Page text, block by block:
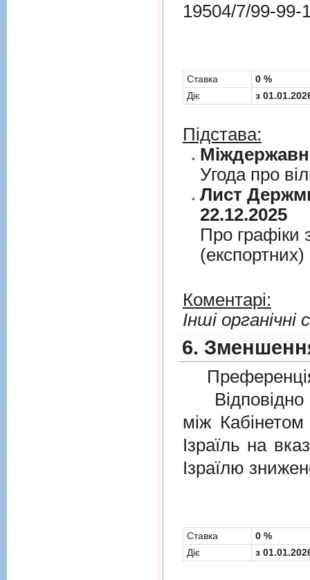
19504/7/99-99-
Cтавка
0 %
Діє
з
Підстава:
Угода про
Лист
22.12.2025
Про графiки
Коментарі:
Інші органічні
6.
Відповідно
мiж Кабінетом
Ізраїль на
Ізраїлю
Cтавка
0 %
Діє
з